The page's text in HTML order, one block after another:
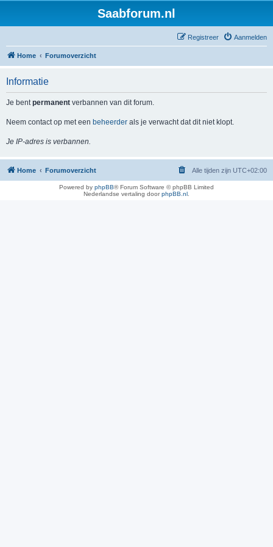
Saabforum.nl
Aanmelden
Registreer
Home Forumoverzicht
Informatie
Je bentpermanent verbannen van dit forum.
Neem contact op met een beheerder als je verwacht dat dit niet klopt.
Je IP-adres is verbannen.
Home Forumoverzicht Alle tijden zijn UTC+02:00
Powered by phpBB® Forum Software © phpBB Limited
Nederlandse vertaling doorphpBB.nl